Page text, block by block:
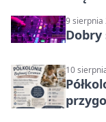
9 sierpnia
Dobry
10